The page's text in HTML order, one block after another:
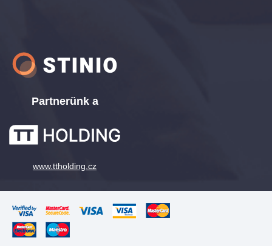
Partnerünk a
www.ttholding.cz